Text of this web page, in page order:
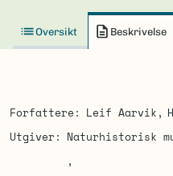
Oversikt Beskrivelse
Forfattere Leif Aarvik
Utgiver
Naturhistorisk